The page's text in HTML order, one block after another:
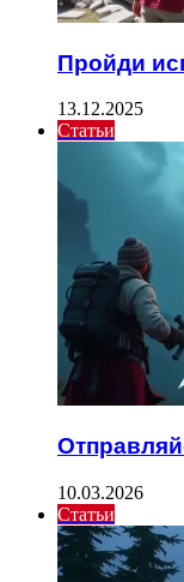
Пройди
13.12.2025
Статьи
10.03.2026
Статьи